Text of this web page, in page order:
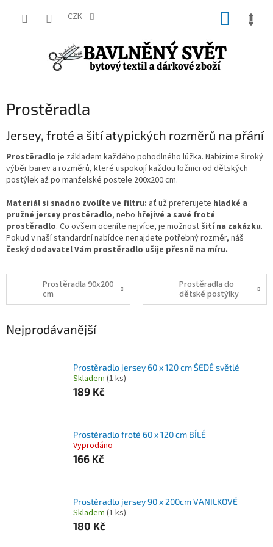
CZK
Prostěradla
Jersey, froté a šití atypických rozměrů na přání
Prostěradlo je základem každého pohodlného lůžka. Nabízíme široký
výběr barev a rozměrů, které uspokojí každou ložnici od dětských
postýlek až po manželské postele 200x200 cm.
Materiál si snadno zvolíte ve filtru: ať už preferujete hladké a
pružné jersey prostěradlo, nebo hřejivé a savé froté
prostěradlo. Co ovšem oceníte nejvíce, je možnost šití na zakázku.
Pokud v naší standardní nabídce nenajdete potřebný rozměr, náš
český dodavatel Vám prostěradlo ušije přesně na míru.
Prostěradla 90x200
cm
Prostěradla do
dětské postýlky
Nejprodávanější
Prostěradlo jersey 60 x 120 cm ŠEDÉ světlé
Skladem (1 ks)
189 Kč
Prostěradlo froté 60 x 120 cm BÍLÉ
Vyprodáno
166 Kč
Prostěradlo jersey 90 x 200cm VANILKOVÉ
Skladem (1 ks)
180 Kč